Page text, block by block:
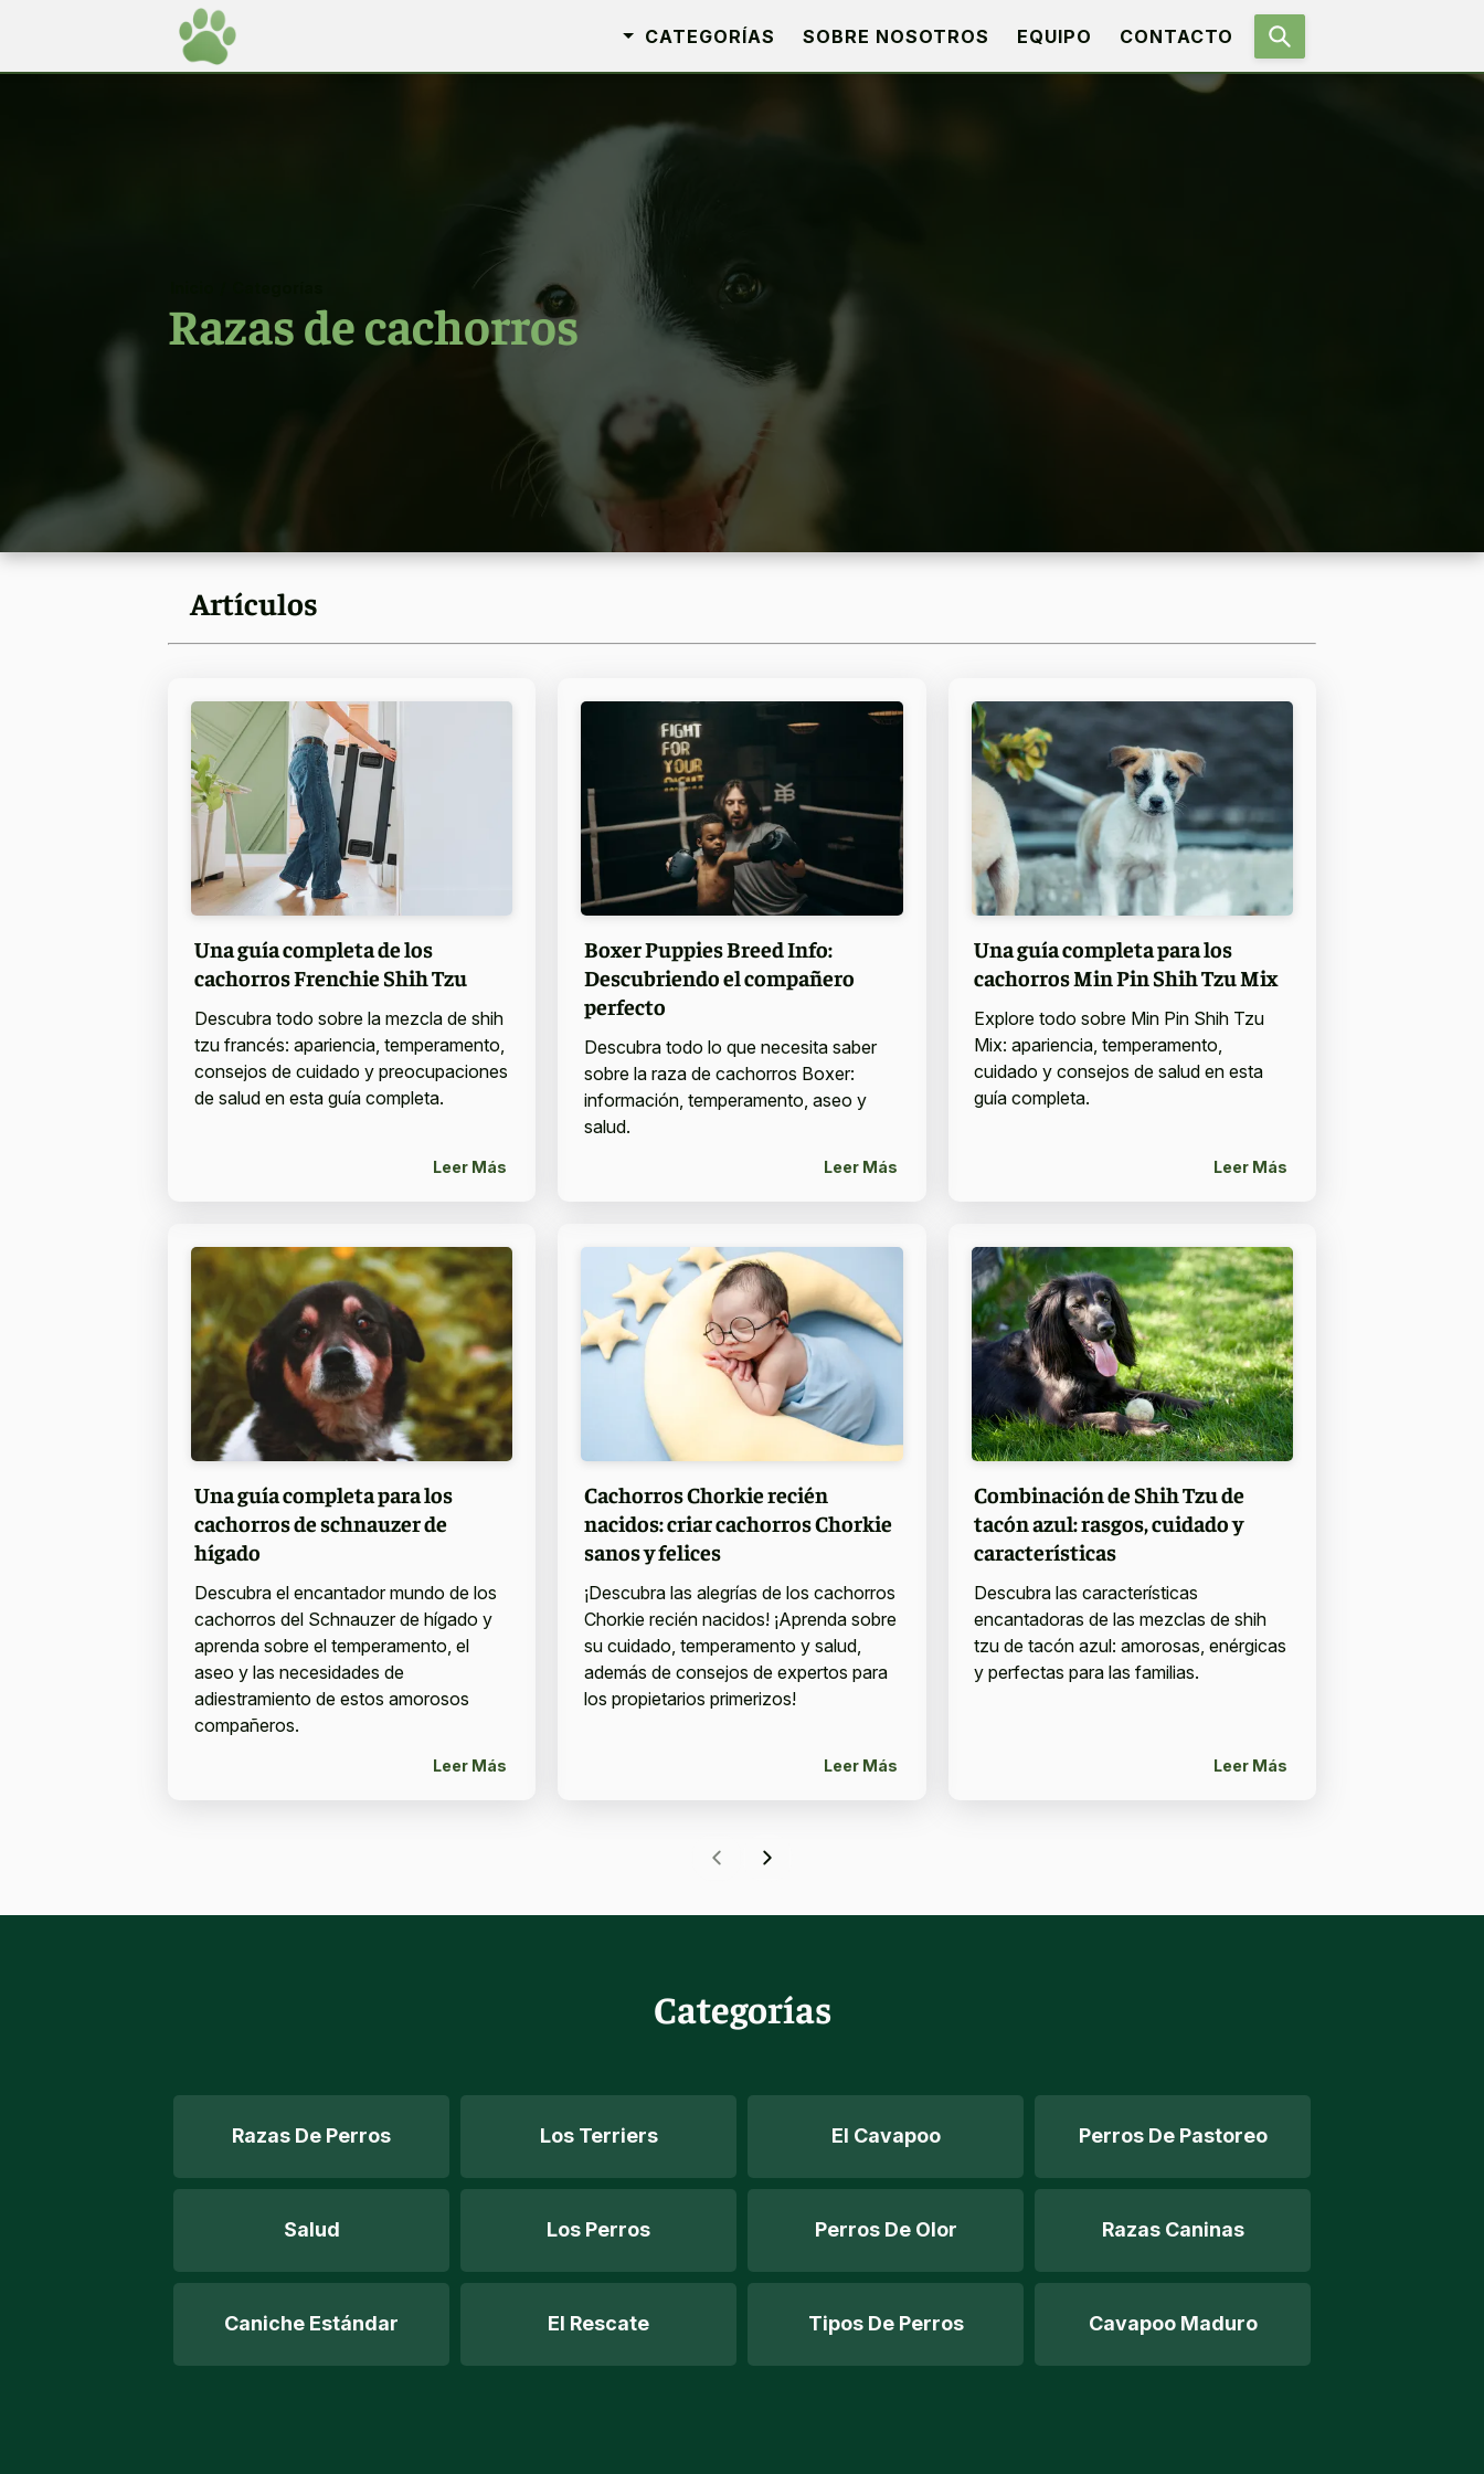
CATEGORÍAS SOBRE NOSOTROS EQUIPO CONTACTO
Razas de cachorros
Artículos
Una guía completa de los
cachorros Frenchie Shih Tzu
Descubra todo sobre la mezcla de shih
tzu francés: apariencia, temperamento,
consejos de cuidado y preocupaciones
de salud en esta guía completa.
Leer Más
Boxer Puppies Breed Info:
Descubriendo el compañero
perfecto
Descubra todo lo que necesita saber
sobre la raza de cachorros Boxer:
información, temperamento, aseo y
salud.
Leer Más
Una guía completa para los
cachorros Min Pin Shih Tzu Mix
Explore todo sobre Min Pin Shih Tzu
Mix: apariencia, temperamento,
cuidado y consejos de salud en esta
guía completa.
Leer Más
Una guía completa para los
cachorros de schnauzer de
hígado
Descubra el encantador mundo de los
cachorros del Schnauzer de hígado y
aprenda sobre el temperamento, el
aseo y las necesidades de
adiestramiento de estos amorosos
compañeros.
Leer Más
Cachorros Chorkie recién
nacidos: criar cachorros Chorkie
sanos y felices
¡Descubra las alegrías de los cachorros
Chorkie recién nacidos! ¡Aprenda sobre
su cuidado, temperamento y salud,
además de consejos de expertos para
los propietarios primerizos!
Leer Más
Combinación de Shih Tzu de
tacón azul: rasgos, cuidado y
características
Descubra las características
encantadoras de las mezclas de shih
tzu de tacón azul: amorosas, enérgicas
y perfectas para las familias.
Leer Más
Categorías
Razas De Perros Los Terriers El Cavapoo Perros De Pastoreo
Salud Los Perros Perros De Olor Razas Caninas
Caniche Estándar El Rescate Tipos De Perros Cavapoo Maduro